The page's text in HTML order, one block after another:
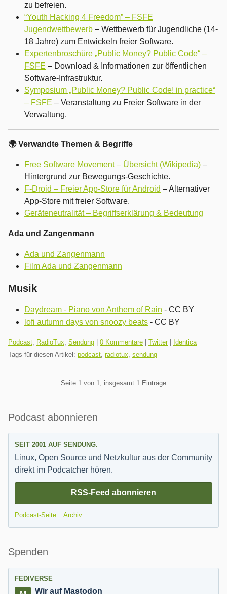
zu befreien.
“Youth Hacking 4 Freedom” – FSFE
Jugendwettbewerb – Wettbewerb für Jugendliche (14-
18 Jahre) zum Entwickeln freier Software.
Expertenbroschüre „Public Money? Public Code“ –
FSFE – Download & Informationen zur öffentlichen
Software-Infrastruktur.
Symposium „Public Money? Public Code! in practice“
– FSFE – Veranstaltung zu Freier Software in der
Verwaltung.
🌍 Verwandte Themen & Begriffe
Free Software Movement – Übersicht (Wikipedia) –
Hintergrund zur Bewegungs-Geschichte.
F-Droid – Freier App-Store für Android – Alternativer
App-Store mit freier Software.
Geräteneutralität – Begriffserklärung & Bedeutung
Ada und Zangenmann
Ada und Zangenmann
Film Ada und Zangenmann
Musik
Daydream - Piano von Anthem of Rain - CC BY
lofi autumn days von snoozy beats - CC BY
Kategorien:
Podcast, RadioTux, Sendung 0 Kommentare Twitter|
Identica
Tags für diesen Artikel: podcast, radiotux, sendung
Seite 1 von 1, insgesamt 1 Einträge
Seitenleiste
Podcast abonnieren
SEIT 2001 AUF SENDUNG.
Linux, Open Source und Netzkultur aus der Community
direkt im Podcatcher hören.
RSS-Feed abonnieren
Podcast-Seite Archiv
Spenden
FEDIVERSE
Wir auf Mastodon